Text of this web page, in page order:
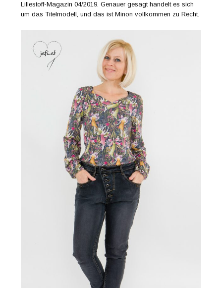
Lillestoff-Magazin 04/2019. Genauer gesagt handelt es sich
um das Titelmodell, und das ist Minon vollkommen zu Recht.